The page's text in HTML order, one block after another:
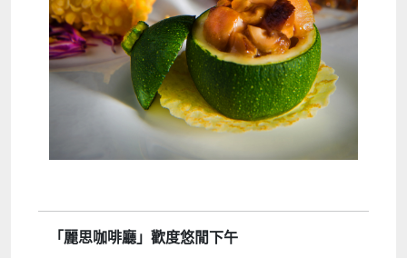
「麗思咖啡廳」歡度悠閒下午